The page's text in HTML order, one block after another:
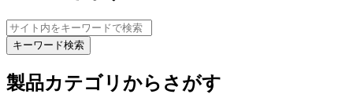
キーワード検索
製品カテゴリからさがす